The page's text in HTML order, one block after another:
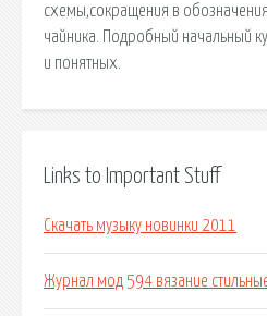
схемы,сокращения в
чайника. Подробный начальный
и понятных.
Links to Important Stuff
Скачать музыку новинки 2011
Журнал мод 594 вязание